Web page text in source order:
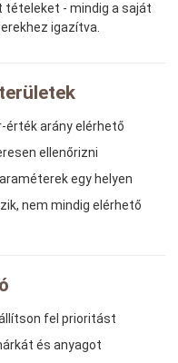
tételeket - mindig a saját
igazítva.
érték arány elérhető
ellenőrizni
egy helyen
nem mindig elérhető
fel prioritást
és anyagot